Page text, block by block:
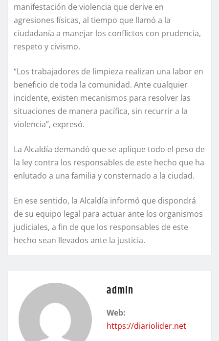
manifestación de violencia que derive en
agresiones físicas, al tiempo que llamó a la
ciudadanía a manejar los conflictos con prudencia,
respeto y civismo.
“Los trabajadores de limpieza realizan una labor en
beneficio de toda la comunidad. Ante cualquier
incidente, existen mecanismos para resolver las
situaciones de manera pacífica, sin recurrir a la
violencia”, expresó.
La Alcaldía demandó que se aplique todo el peso de
la ley contra los responsables de este hecho que ha
enlutado a una familia y consternado a la ciudad.
En ese sentido, la Alcaldía informó que dispondrá
de su equipo legal para actuar ante los organismos
judiciales, a fin de que los responsables de este
hecho sean llevados ante la justicia.
admin
Web:
https://diariolider.net